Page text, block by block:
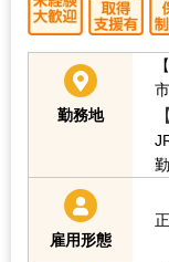
勤務地
雇用形態